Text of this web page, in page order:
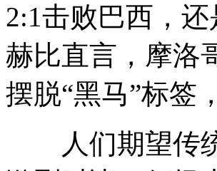
2:1击败巴西，
赫比直言，摩洛
摆脱“黑马”标签
人们期望传统